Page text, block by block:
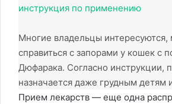
инструкция по применению
Многие владельцы
справиться с запорами у кошек с
Дюфарака. Согласно инструкции,
назначается даже грудным детям
Прием лекарств — еще одна